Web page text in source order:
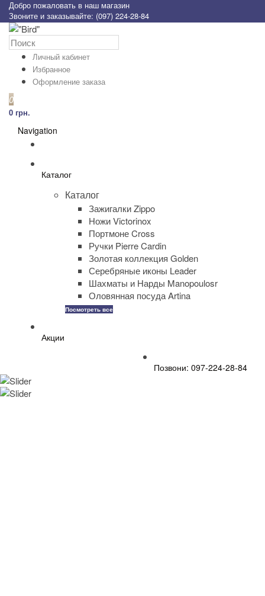
Добро пожаловать в наш магазин
Звоните и заказывайте: (097) 224-28-84
Личный кабинет
Избранное
Оформление заказа
0
0 грн.
Navigation
Каталог
Каталог
Зажигалки Zippo
Ножи Victorinox
Портмоне Cross
Ручки Pierre Cardin
Золотая коллекция Golden
Серебряные иконы Leader
Шахматы и Нарды Manopoulosr
Оловянная посуда Artina
Посмотреть все
Акции
Позвони: 097-224-28-84